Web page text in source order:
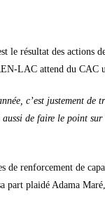
le résultat des actions
LAC attend du
c’est justement
de faire le point sur
de renforcement de
part plaidé Adama